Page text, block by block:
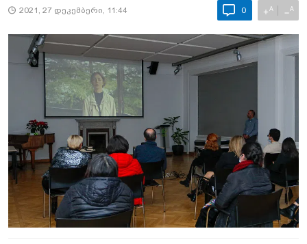
2021, 27 დეკემბერი, 11:44 0 +A −A